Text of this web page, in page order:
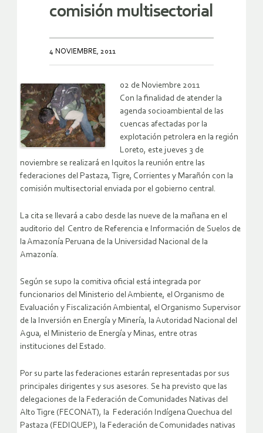
comisión multisectorial
4 NOVIEMBRE, 2011
02 de Noviembre 2011
Con la finalidad de atender la
agenda socioambiental de las
cuencas afectadas por la
explotación petrolera en la región
Loreto, este jueves 3 de
noviembre se realizará en Iquitos la reunión entre las
federaciones del Pastaza, Tigre, Corrientes y Marañón con la
comisión multisectorial enviada por el gobierno central.
La cita se llevará a cabo desde las nueve de la mañana en el
auditorio del Centro de Referencia e Información de Suelos de
la Amazonía Peruana de la Universidad Nacional de la
Amazonía.
Según se supo la comitiva oficial está integrada por
funcionarios del Ministerio del Ambiente, el Organismo de
Evaluación y Fiscalización Ambiental, el Organismo Supervisor
de la Inversión en Energía y Minería, la Autoridad Nacional del
Agua, el Ministerio de Energía y Minas, entre otras
instituciones del Estado.
Por su parte las federaciones estarán representadas por sus
principales dirigentes y sus asesores. Se ha previsto que las
delegaciones de la Federación de Comunidades Nativas del
Alto Tigre (FECONAT), la Federación Indígena Quechua del
Pastaza (FEDIQUEP), la Federación de Comunidades nativas